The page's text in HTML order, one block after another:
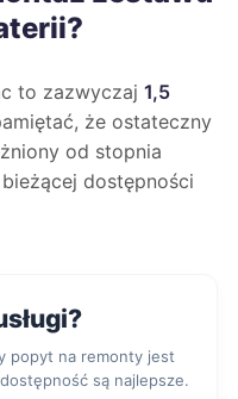
to zazwyczaj 1,5
że ostateczny
od stopnia
dostępności
popyt na remonty jest
są najlepsze.